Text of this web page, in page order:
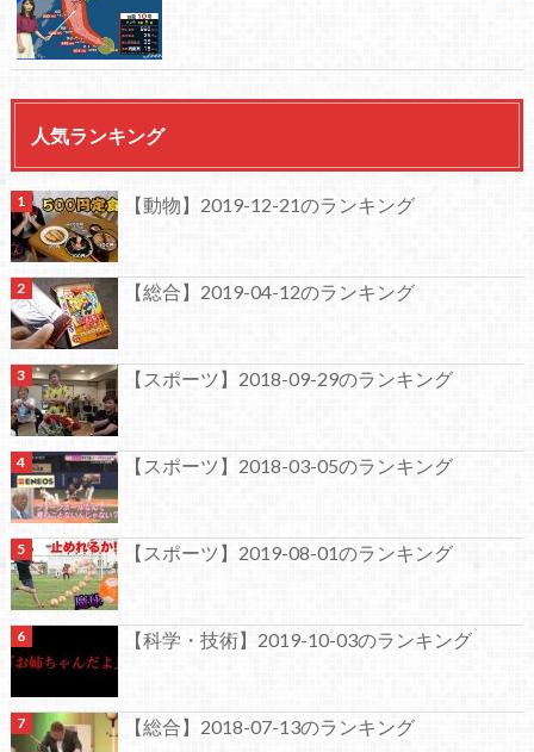
人気ランキング
【動物】2019-12-21のランキング
【総合】2019-04-12のランキング
【スポーツ】2018-09-29のランキング
【スポーツ】2018-03-05のランキング
【スポーツ】2019-08-01のランキング
【科学・技術】2019-10-03のランキング
【総合】2018-07-13のランキング